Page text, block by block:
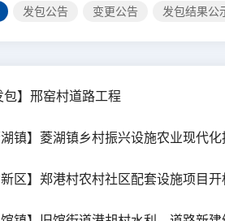
发包公告 变更公告 发包结果公
包】邢窑村道路工程
湖镇】菱湖镇乡村振兴设施农业现代
新区】郑港村农村社区配套设施项目